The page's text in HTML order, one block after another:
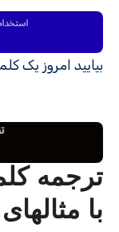
بیایید امروز یک
با